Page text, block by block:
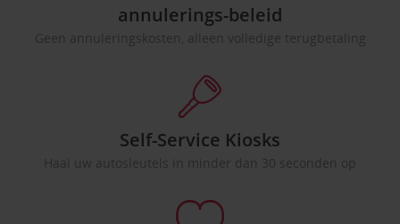
annulerings-beleid
Geen annuleringskosten, alleen volledige terugbetaling
Self-Service Kiosks
Haal uw autosleutels in minder dan 30 seconden op